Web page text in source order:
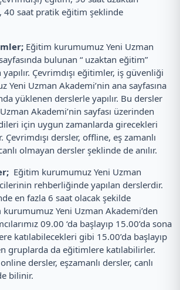
40 saat pratik eğitim şeklinde
Eğitim kurumumuz Yeni Uzman
bulunan “ uzaktan eğitim”
Çevrimdışı eğitimler, iş güvenliği
Yeni Uzman Akademi’nin ana sayfasına
yüklenen derslerle yapılır. Bu dersler
Akademi’nin sayfası üzerinden
için uygun zamanlarda girecekleri
dersler, offline, eş zamanlı
olmayan dersler şeklinde de anılır.
Eğitim kurumumuz Yeni Uzman
rehberliğinde yapılan derslerdir.
en fazla 6 saat olacak şekilde
Yeni Uzman Akademi’den
09.00 ‘da başlayıp 15.00’da sona
katılabilecekleri gibi 15.00’da başlayıp
gruplarda da eğitimlere katılabilirler.
dersler, eşzamanlı dersler, canlı
bilinir.